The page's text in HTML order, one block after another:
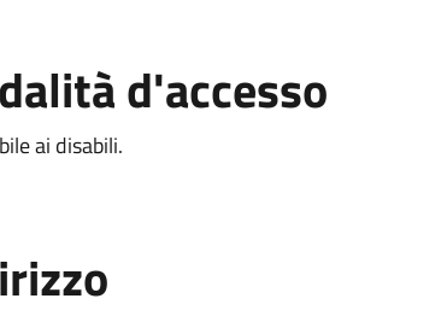
d'accesso
ai disabili.